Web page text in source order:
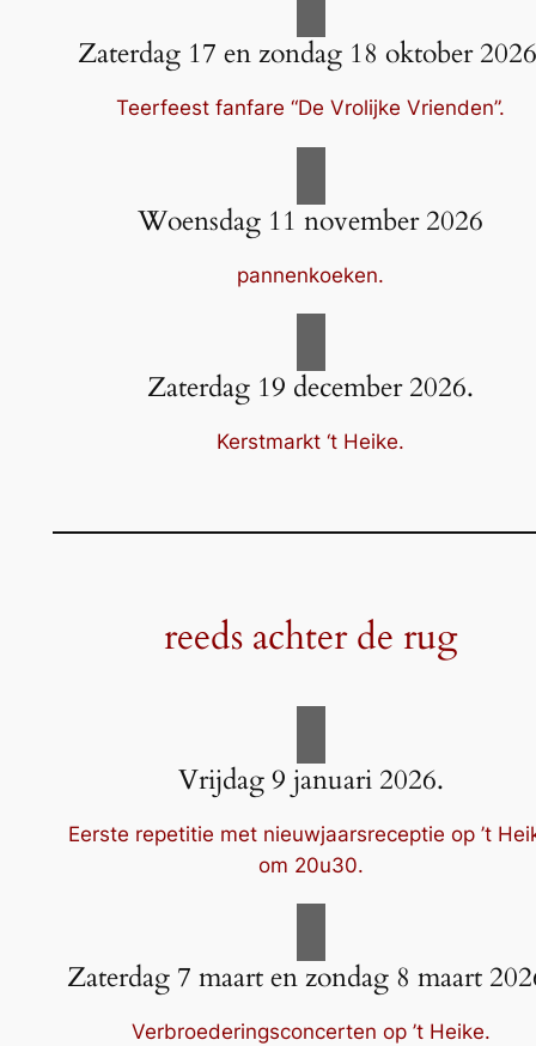
Zaterdag 17 en zondag 18 oktober
Teerfeest fanfare “De Vrolijke Vrienden”.
Woensdag 11 november 2026
pannenkoeken.
Zaterdag 19 december 2026.
Kerstmarkt ‘t Heike.
reeds achter de rug
Vrijdag 9 januari 2026.
Eerste repetitie met nieuwjaarsreceptie op ’t
om 20u30.
Zaterdag 7 maart en zondag 8 maart
Verbroederingsconcerten op ’t Heike.